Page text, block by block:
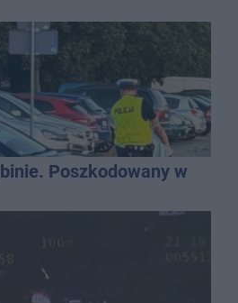
Poszkodowany w